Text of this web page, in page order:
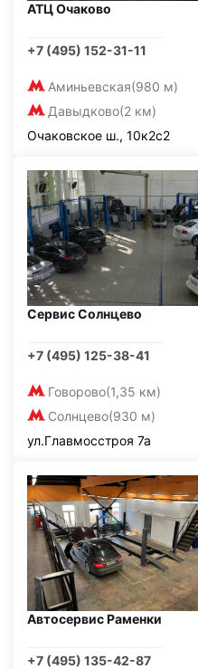
АТЦ Очаково
+7 (495) 152-31-11
Аминьевская(980 м)
Давыдково(2 км)
Очаковское ш., 10к2с2
Сервис Солнцево
+7 (495) 125-38-41
Говорово(1,35 км)
Солнцево(930 м)
ул.Главмосстроя 7а
Автосервис Раменки
+7 (495) 135-42-87